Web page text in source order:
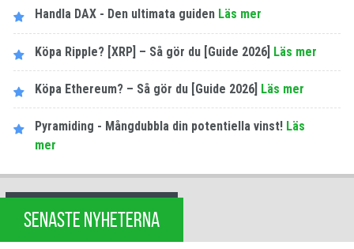
Handla DAX - Den ultimata guiden Läs mer
Köpa Ripple? [XRP] – Så gör du [Guide 2026] Läs mer
Köpa Ethereum? – Så gör du [Guide 2026] Läs mer
Pyramiding - Mångdubbla din potentiella vinst! Läs
mer
SENASTE NYHETERNA